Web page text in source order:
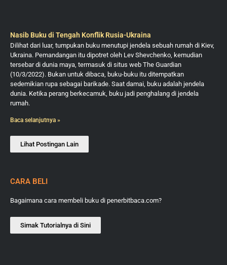
Nasib Buku di Tengah Konflik Rusia-Ukraina
Dilihat dari luar, tumpukan buku menutupi jendela sebuah rumah di Kiev,
Ukraina. Pemandangan itu dipotret oleh Lev Shevchenko, kemudian
tersebar di dunia maya, termasuk di situs web The Guardian
(10/3/2022). Bukan untuk dibaca, buku-buku itu ditempatkan
sedemikian rupa sebagai barikade. Saat damai, buku adalah jendela
dunia. Ketika perang berkecamuk, buku jadi penghalang di jendela
rumah.
Baca selanjutnya »
Lihat Postingan Lain
CARA BELI
Bagaimana cara membeli buku di penerbitbaca.com?
Simak Tutorialnya di Sini